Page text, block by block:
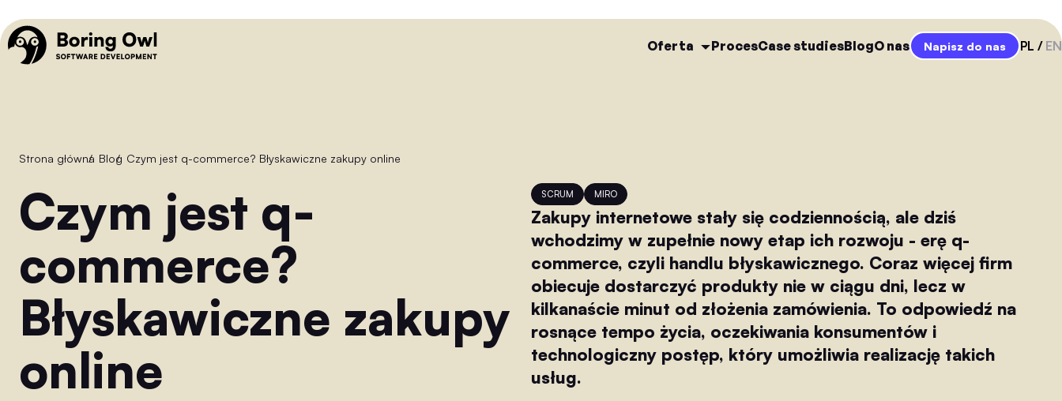
Oferta ProcesCase studiesBlogO nas Napisz do nas PL EN
Strona główna
/ Blog
/ Czym jest q-commerce? Błyskawiczne zakupy online
Czym jest q-
commerce?
Błyskawiczne zakupy
online
SCRUM MIRO
Zakupy internetowe stały się codziennością, ale dziś
wchodzimy w zupełnie nowy etap ich rozwoju - erę q-
commerce, czyli handlu błyskawicznego. Coraz więcej firm
obiecuje dostarczyć produkty nie w ciągu dni, lecz w
kilkanaście minut od złożenia zamówienia. To odpowiedź na
rosnące tempo życia, oczekiwania konsumentów i
technologiczny postęp, który umożliwia realizację takich
usług.